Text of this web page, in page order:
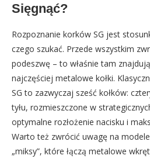
Sięgnąć?
Rozpoznanie korków SG jest
czego szukać. Przede wszystkim
podeszwę – to właśnie tam
najczęściej metalowe kołki.
SG to zazwyczaj sześć kołków:
tyłu, rozmieszczone w
optymalne rozłożenie nacisku i
Warto też zwrócić uwagę na
„miksy”, które łączą metalowe